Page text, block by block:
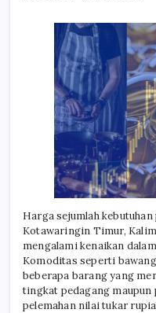
Harga sejumlah
Kotawaringin Timur,
mengalami kenaikan
Komoditas seperti
beberapa barang yang
tingkat pedagang
pelemahan nilai tukar